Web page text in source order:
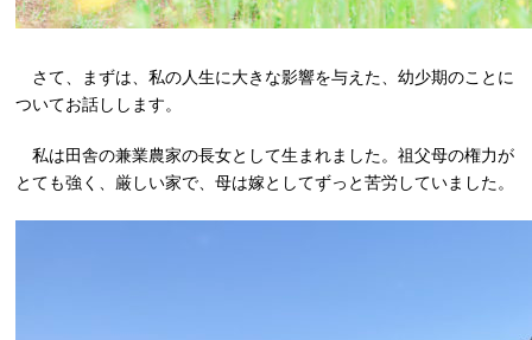
さて、まずは、私の人生に大きな影響を与えた、幼少期のことに
ついてお話しします。
私は田舎の兼業農家の長女として生まれました。祖父母の権力が
とても強く、厳しい家で、母は嫁としてずっと苦労していました。